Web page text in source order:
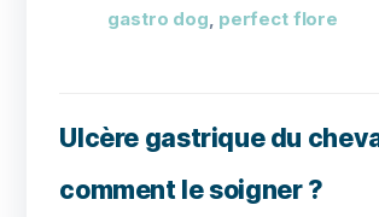
gastro dog perfect flore
Ulcère gastrique du
comment le soigner ?